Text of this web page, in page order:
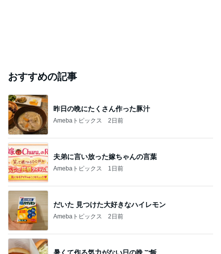
おすすめの記事
昨日の晩にたくさん作った豚汁
Amebaトピックス 2日前
夫弟に言い放った嫁ちゃんの言葉
Amebaトピックス 1日前
だいた 見つけた大好きなハイレモン
Amebaトピックス 2日前
暑くて作る気力がない日の晩ご飯